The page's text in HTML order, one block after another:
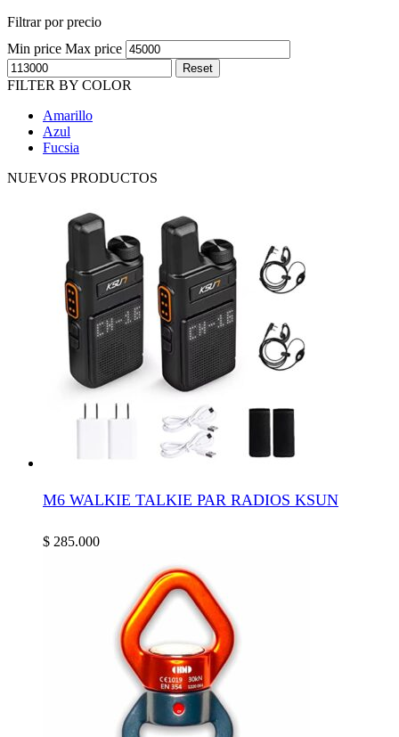
Filtrar por precio
Min price Max price
Reset
FILTER BY COLOR
Amarillo
Azul
Fucsia
NUEVOS PRODUCTOS
M6 WALKIE TALKIE PAR RADIOS KSUN
$ 285.000